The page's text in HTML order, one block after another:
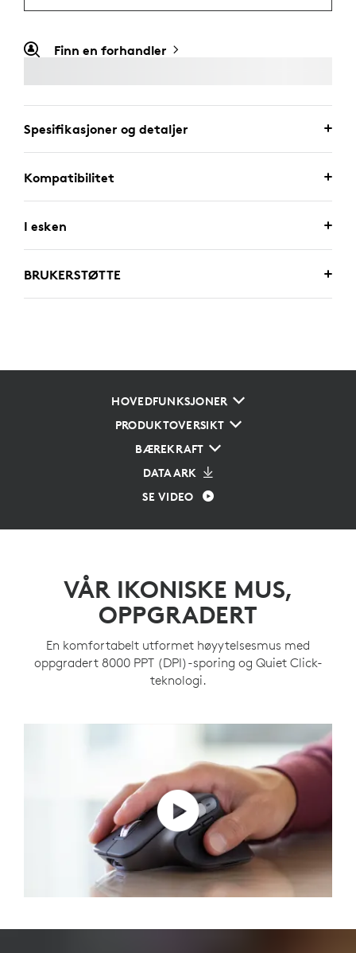
Finn en forhandler
Spesifikasjoner og detaljer
Kompatibilitet
I esken
BRUKERSTØTTE
HOVEDFUNKSJONER
PRODUKTOVERSIKT
BÆREKRAFT
DATAARK
SE VIDEO
VÅR IKONISKE MUS,
OPPGRADERT
En komfortabelt utformet høyytelsesmus med
oppgradert 8000 PPT (DPI)-sporing og Quiet Click-
teknologi.